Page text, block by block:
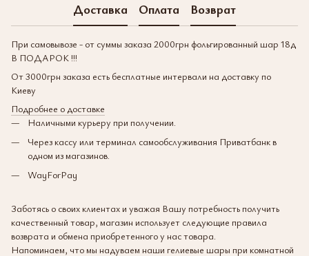
Доставка Оплата Возврат
При самовывозе - от суммы заказа 2000грн фольгированный шар 18д
В ПОДАРОК !!!
От 3000грн заказа есть бесплатные интервали на доставку по
Киеву
Подробнее о доставке
Наличными курьеру при получении.
Через кассу или терминал самообслуживания Приватбанк в
одном из магазинов.
WayForPay
Заботясь о своих клиентах и уважая Вашу потребность получить
качественный товар, магазин использует следующие правила
возврата и обмена приобретенного у нас товара.
Напоминаем, что мы надуваем наши гелиевые шары при комнатной